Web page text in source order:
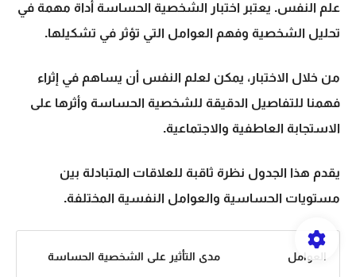
علم النفس. يعتبر اختبار الشخصية الحساسة أداة مهمة في
تحليل الشخصية وفهم العوامل التي تؤثر في تشكيلها.
من خلال الاختبار، يمكن لعلم النفس أن يساهم في إثراء
فهمنا للتفاصيل الدقيقة للشخصية الحساسة وأثرها على
الاستجابة العاطفية والاجتماعية.
يقدم هذا الجدول نظرة ثاقبة للعلاقات المتبادلة بين
مستويات الحساسية والعوامل النفسية المختلفة.
العوامل
مدى التأثير على الشخصية الحساسة